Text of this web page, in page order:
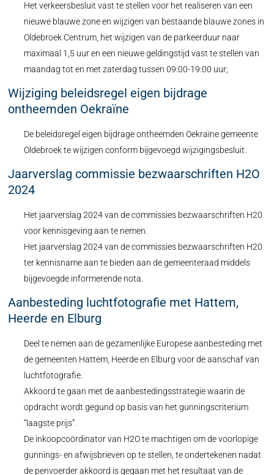
Het verkeersbesluit vast te stellen voor het realiseren van een
nieuwe blauwe zone en wijzigen van bestaande blauwe zones in
Oldebroek Centrum, het wijzigen van de parkeerduur naar
maximaal 1,5 uur en een nieuwe geldingstijd vast te stellen van
maandag tot en met zaterdag tussen 09:00-19:00 uur;
Wijziging beleidsregel eigen bijdrage
ontheemden Oekraïne
De beleidsregel eigen bijdrage ontheemden Oekraïne gemeente
Oldebroek te wijzigen conform bijgevoegd wijzigingsbesluit.
Jaarverslag commissie bezwaarschriften H2O
2024
Het jaarverslag 2024 van de commissies bezwaarschriften H20
voor kennisgeving aan te nemen.
Het jaarverslag 2024 van de commissies bezwaarschriften H20
ter kennisname aan te bieden aan de gemeenteraad middels
bijgevoegde informerende nota.
Aanbesteding luchtfotografie met Hattem,
Heerde en Elburg
Deel te nemen aan de gezamenlijke Europese aanbesteding met
de gemeenten Hattem, Heerde en Elburg voor de aanschaf van
luchtfotografie.
Akkoord te gaan met de aanbestedingsstrategie waarin de
opdracht wordt gegund op basis van het gunningscriterium
“laagste prijs”.
De inkoopcoördinator van H2O te machtigen om de voorlopige
gunnings- en afwijsbrieven op te stellen, te ondertekenen nadat
de penvoerder akkoord is gegaan met het resultaat van de